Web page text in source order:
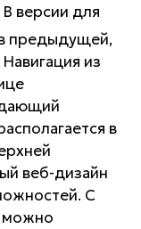
В версии для
предыдущей,
из
в
веб-дизайн
С
можно